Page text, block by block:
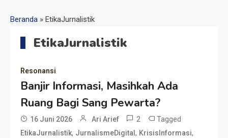
Beranda » EtikaJurnalistik
EtikaJurnalistik
Resonansi
Banjir Informasi, Masihkah Ada
Ruang Bagi Sang Pewarta?
16 Juni 2026 Ari Arief 2 Tagged
EtikaJurnalistik, JurnalismeDigital , KrisisInformasi,
Resonansi
Seri 1: Republik Karang
Kedempel, Lahirnya Politik
Non-Blok ke Go-Blok!